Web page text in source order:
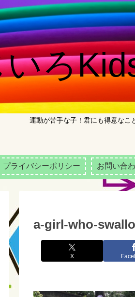
いろ
運動が苦手な子！君にも得意なこ
プライバシーポリシー お問い合
a-girl-who-
X